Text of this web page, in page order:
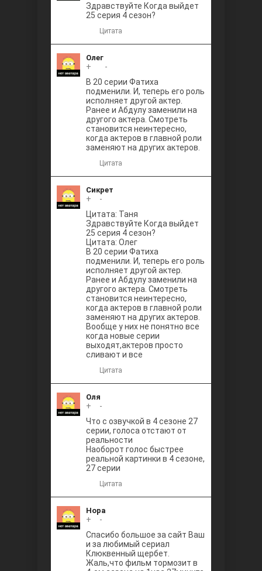
Здравствуйте Когда выйдет
25 серия 4 сезон?
Цитата
Олег
+
-
В 20 серии Фатиха
подменили. И, теперь его роль
исполняет другой актер.
Ранее и Абдулу заменили на
другого актера. Смотреть
становится неинтересно,
когда актеров в главной роли
заменяют на других актеров.
Цитата
Сикрет
+
-
Цитата: Таня
Здравствуйте Когда выйдет
25 серия 4 сезон?
Цитата: Олег
В 20 серии Фатиха
подменили. И, теперь его роль
исполняет другой актер.
Ранее и Абдулу заменили на
другого актера. Смотреть
становится неинтересно,
когда актеров в главной роли
заменяют на других актеров.
Вообще у них не понятно все
когда новые серии
выходят,актеров просто
сливают и все
Цитата
Оля
+
-
Что с озвучкой в 4 сезоне 27
серии, голоса отстают от
реальности
Наоборот голос быстрее
реальной картинки в 4 сезоне,
27 серии
Цитата
Нора
+
-
Спасибо большое за сайт Ваш
и за любимый сериал
Клюквенный щербет.
Жаль,что фильм тормозит в